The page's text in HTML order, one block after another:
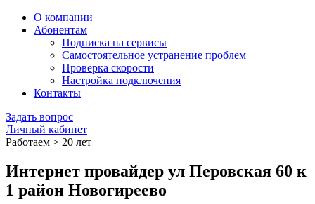
О компании
Абонентам
Подписка на сервисы
Самостоятельное устранение проблем
Проверка скорости
Настройка подключения
Контакты
Задать вопрос
Личный кабинет
Работаем > 20 лет
Интернет провайдер ул Перовская 60 к
1 район Новогиреево